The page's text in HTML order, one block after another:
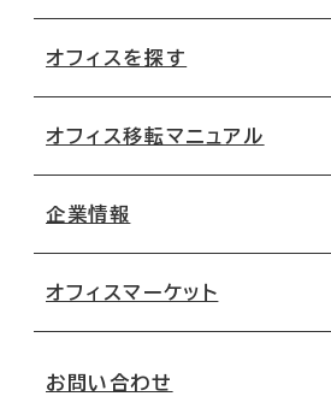
オフィスを探す
地図から探す
路線・駅から探す
オフィス移転マニュアル
移転コストシミュレーション
移転スケジュール
オフィス移転Q&A
企業情報
オフィスマーケット
お問い合わせ